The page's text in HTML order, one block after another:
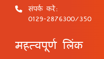
संपर्क करें:
0129-2876300/350
महत्वपूर्ण लिंक